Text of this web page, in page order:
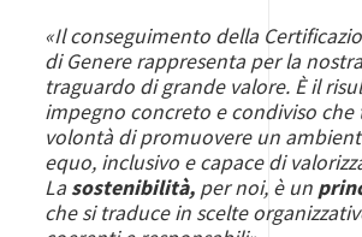
«Il conseguimento della
di Genere rappresenta per la
traguardo di grande valore. È il
impegno concreto e condiviso che
volontà di promuovere un
equo, inclusivo e capace di
La sostenibilità, per noi, è un
che si traduce in scelte